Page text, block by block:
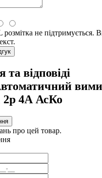
не підтримується.
відповіді
2р 4А АсКо
про цей товар.